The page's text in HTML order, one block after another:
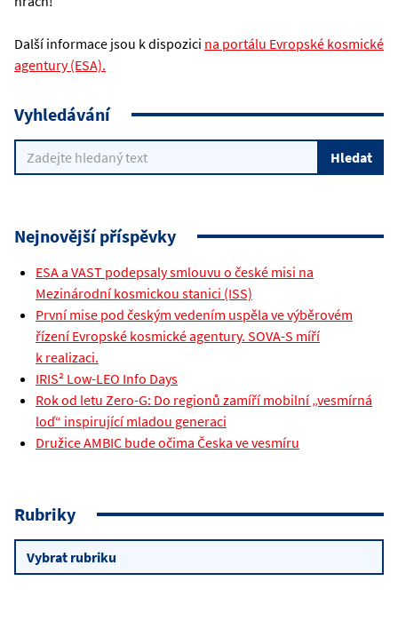
Další informace jsou k dispozici na portálu Evropské kosmické
agentury (ESA).
Vyhledávání
Nejnovější příspěvky
ESA a VAST podepsaly smlouvu o české misi na
Mezinárodní kosmickou stanici (ISS)
První mise pod českým vedením uspěla ve výběrovém
řízení Evropské kosmické agentury. SOVA-S míří
k realizaci.
IRIS² Low-LEO Info Days
Rok od letu Zero-G: Do regionů zamíří mobilní „vesmírná
loď“ inspirující mladou generaci
Družice AMBIC bude očima Česka ve vesmíru
Rubriky
Rubriky